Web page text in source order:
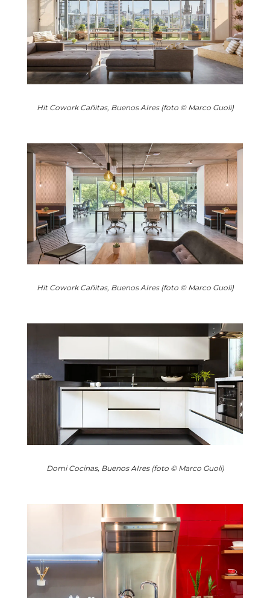
Hit Cowork Cañitas, Buenos AIres (foto © Marco Guoli)
Hit Cowork Cañitas, Buenos AIres (foto © Marco Guoli)
Domi Cocinas, Buenos AIres (foto © Marco Guoli)